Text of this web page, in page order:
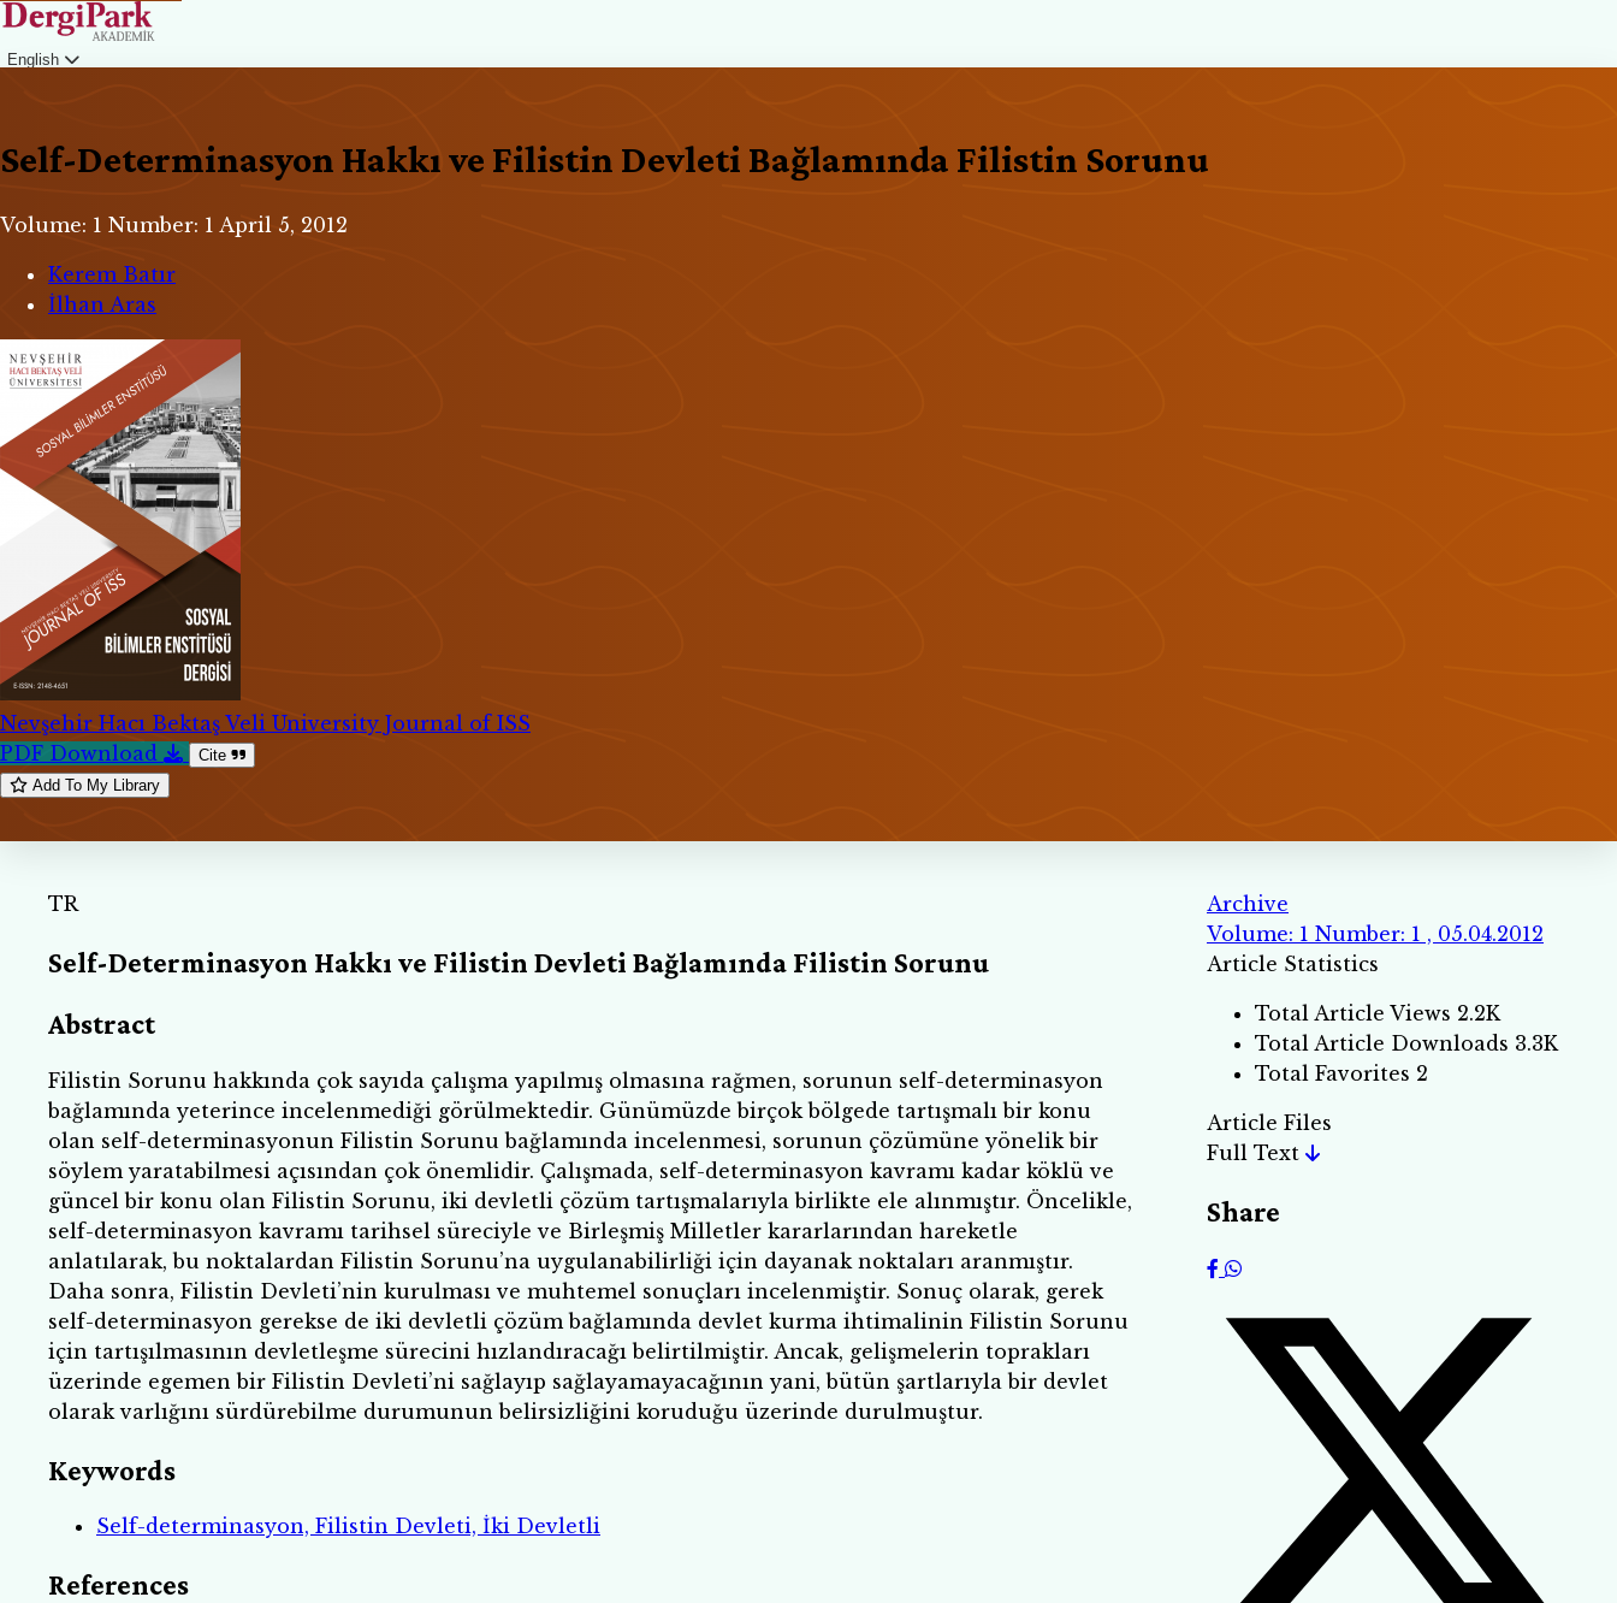
English
Self-Determinasyon Hakkı ve Filistin Devleti Bağlamında Filistin Sorunu
Volume: 1 Number: 1 April 5, 2012
Kerem Batır
İlhan Aras
Nevşehir Hacı Bektaş Veli University Journal of ISS
PDF Download
Cite
Add To My Library
TR
Self-Determinasyon Hakkı ve Filistin Devleti Bağlamında Filistin Sorunu
Abstract
Filistin Sorunu hakkında çok sayıda çalışma yapılmış olmasına rağmen, sorunun self-determinasyon
bağlamında yeterince incelenmediği görülmektedir. Günümüzde birçok bölgede tartışmalı bir konu
olan self-determinasyonun Filistin Sorunu bağlamında incelenmesi, sorunun çözümüne yönelik bir
söylem yaratabilmesi açısından çok önemlidir. Çalışmada, self-determinasyon kavramı kadar köklü ve
güncel bir konu olan Filistin Sorunu, iki devletli çözüm tartışmalarıyla birlikte ele alınmıştır. Öncelikle,
self-determinasyon kavramı tarihsel süreciyle ve Birleşmiş Milletler kararlarından hareketle
anlatılarak, bu noktalardan Filistin Sorunu’na uygulanabilirliği için dayanak noktaları aranmıştır.
Daha sonra, Filistin Devleti’nin kurulması ve muhtemel sonuçları incelenmiştir. Sonuç olarak, gerek
self-determinasyon gerekse de iki devletli çözüm bağlamında devlet kurma ihtimalinin Filistin Sorunu
için tartışılmasının devletleşme sürecini hızlandıracağı belirtilmiştir. Ancak, gelişmelerin toprakları
üzerinde egemen bir Filistin Devleti’ni sağlayıp sağlayamayacağının yani, bütün şartlarıyla bir devlet
olarak varlığını sürdürebilme durumunun belirsizliğini koruduğu üzerinde durulmuştur.
Keywords
Self-determinasyon, Filistin Devleti, İki Devletli
References
Archive
Volume: 1 Number: 1 , 05.04.2012
Article Statistics
Total Article Views 2.2K
Total Article Downloads 3.3K
Total Favorites 2
Article Files
Full Text
Share